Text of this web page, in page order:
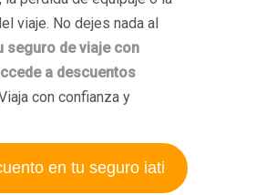
viaje. No dejes nada al
seguro de viaje con
a descuentos
con confianza y
en tu seguro iati